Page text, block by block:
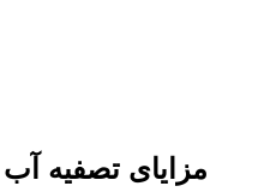
مزایای تصفیه